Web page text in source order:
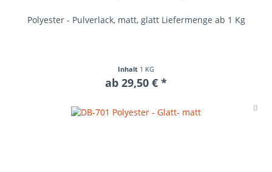
Polyester - Pulverlack, matt, glatt Liefermenge ab 1 Kg
Inhalt 1 KG
ab 29,50 € *